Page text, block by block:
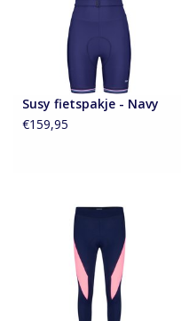
Susy fietspakje - Navy
€159,95